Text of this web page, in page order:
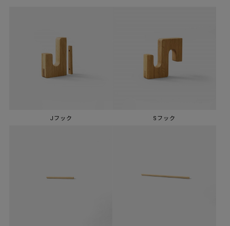
Jフック Sフック